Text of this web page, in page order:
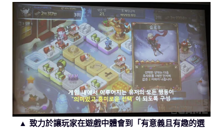
▲ 致力於讓玩家在遊戲中體會到「有意義且有趣的選